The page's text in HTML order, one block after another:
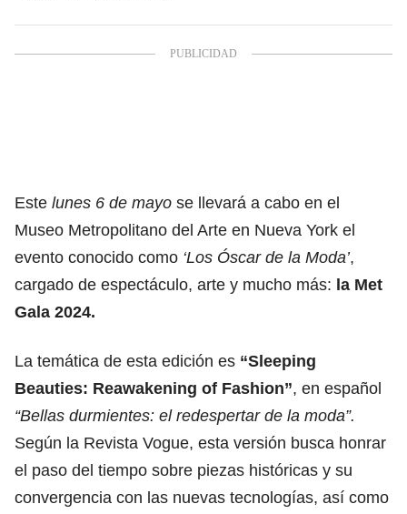
Este lunes 6 de mayo se llevará a cabo en el
Museo Metropolitano del Arte en Nueva York el
evento conocido como ‘Los Óscar de la Moda’,
cargado de espectáculo, arte y mucho más: la Met
Gala 2024.
La temática de esta edición es “Sleeping
Beauties: Reawakening of Fashion”, en español
“Bellas durmientes: el redespertar de la moda”.
Según la Revista Vogue, esta versión busca honrar
el paso del tiempo sobre piezas históricas y su
convergencia con las nuevas tecnologías, así como